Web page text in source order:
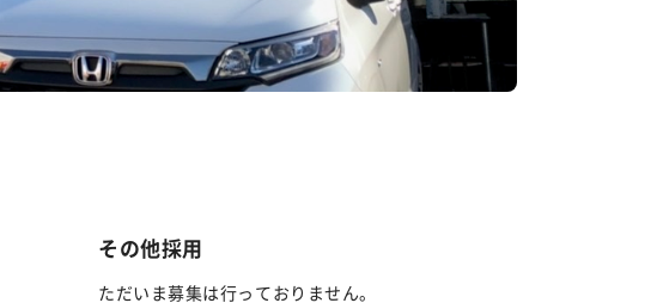
その他採用
ただいま募集は行っておりません。